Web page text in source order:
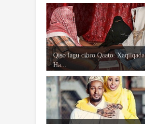
Qiso lagu cibro Qaato: Xaqiiqada
Ha...